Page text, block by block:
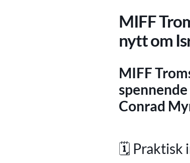
MIFF
nytt om
MIFF
Conrad
🗓️ Praktisk